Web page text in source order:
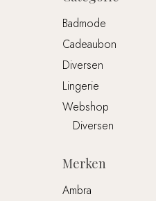
Badmode
Cadeaubon
Diversen
Lingerie
Webshop
Diversen
Merken
Ambra